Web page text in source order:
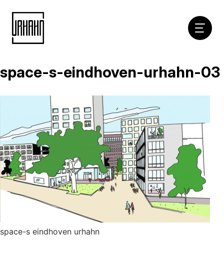
Naar
inhoud
space-s-eindhoven-urhahn-03
space-s eindhoven urhahn